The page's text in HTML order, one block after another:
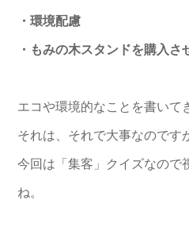
・環境配慮
・もみの木スタンドを購入
エコや環境的なことを書いて
それは、それで大事なのです
今回は「集客」クイズなので
ね。